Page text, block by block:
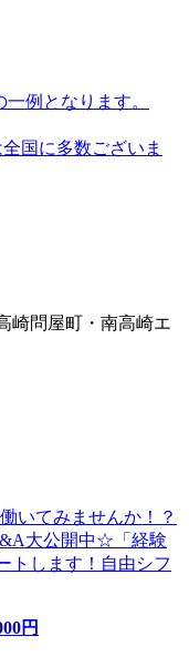
例となります。
国に多数ございま
崎問屋町・南高崎エ
いてみませんか！？
大公開中☆「経験
トします！自由シフ
円